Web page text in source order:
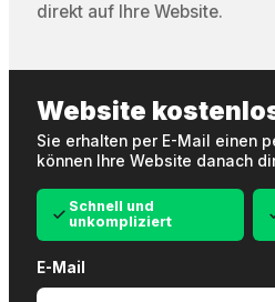
direkt auf Ihre Website.
Website
Sie erhalten per E-Mail einen
können Ihre Website danach
Schnell und
unkompliziert
E-Mail